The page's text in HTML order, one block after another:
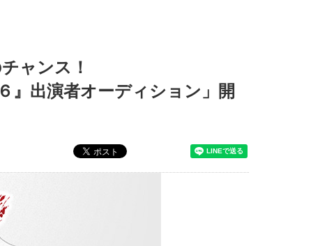
ャンス！
』出演者オーディション」開